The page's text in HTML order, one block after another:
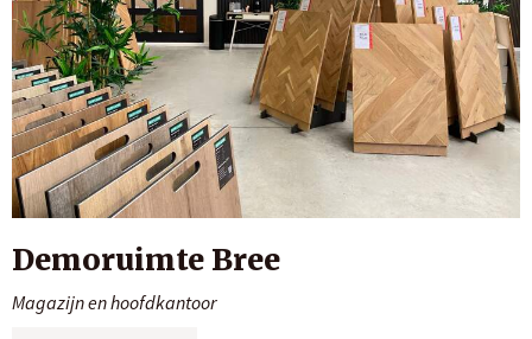
Demoruimte Bree
Magazijn en hoofdkantoor